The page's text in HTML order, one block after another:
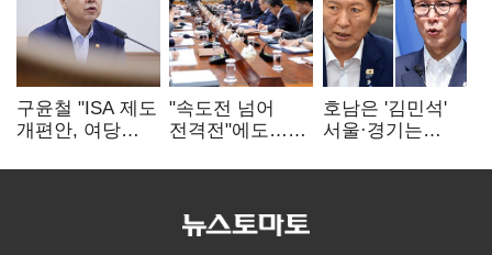
구윤철 "ISA 제도
개편안, 여당
제도 보완 적극
"속도전 넘어
전격전"에도…
주 52시간까지
호남은 '김민석'
서울·경기는
승자는 '안갯속'